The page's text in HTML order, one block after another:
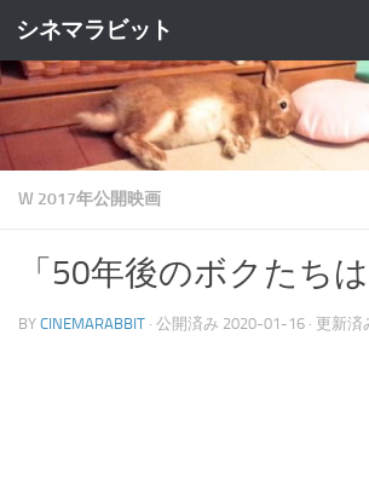
コンテンツへスキップ
シネマラビット
W 2017年公開映画
「50年後のボクたち
BY CINEMARABBIT · 公開済み 2020-01-16 · 更新済